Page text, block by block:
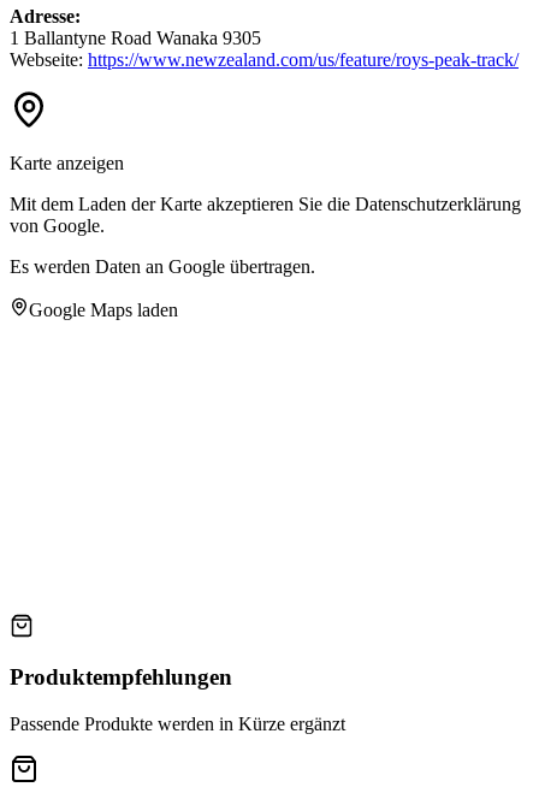
Adresse:
1 Ballantyne Road Wanaka 9305
Webseite: https://www.newzealand.com/us/feature/roys-peak-track/
Karte anzeigen
Mit dem Laden der Karte akzeptieren Sie die Datenschutzerklärung
von Google.
Es werden Daten an Google übertragen.
Google Maps laden
Produktempfehlungen
Passende Produkte werden in Kürze ergänzt